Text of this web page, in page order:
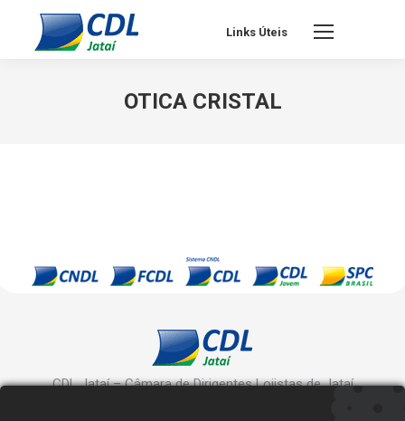
Links Úteis
OTICA CRISTAL
CDL Jataí – Câmara de Dirigentes Lojistas de Jataí